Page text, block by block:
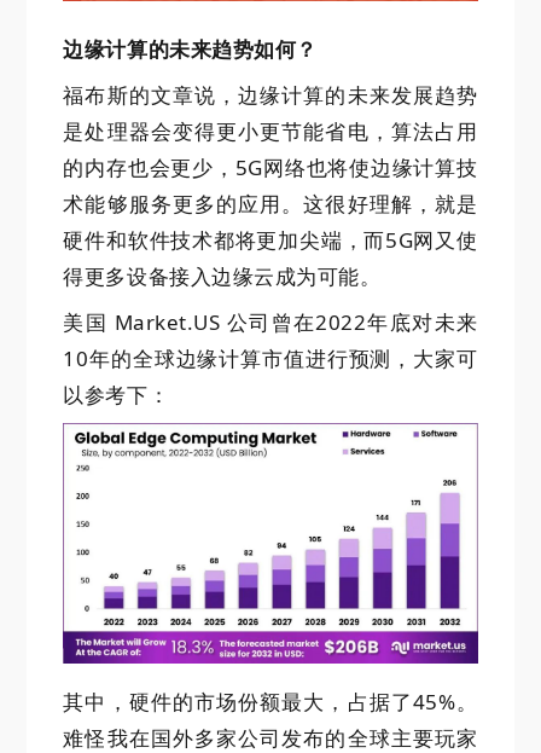
边缘计算的未来趋势如何？
福布斯的文章说，边缘计算的未来发展趋势
是处理器会变得更小更节能省电，算法占用
的内存也会更少，5G网络也将使边缘计算技
术能够服务更多的应用。这很好理解，就是
硬件和软件技术都将更加尖端，而5G网又使
得更多设备接入边缘云成为可能。
美国 Market.US 公司曾在2022年底对未来
10年的全球边缘计算市值进行预测，大家可
以参考下：
其中，硬件的市场份额最大，占据了45%。
难怪我在国外多家公司发布的全球主要玩家